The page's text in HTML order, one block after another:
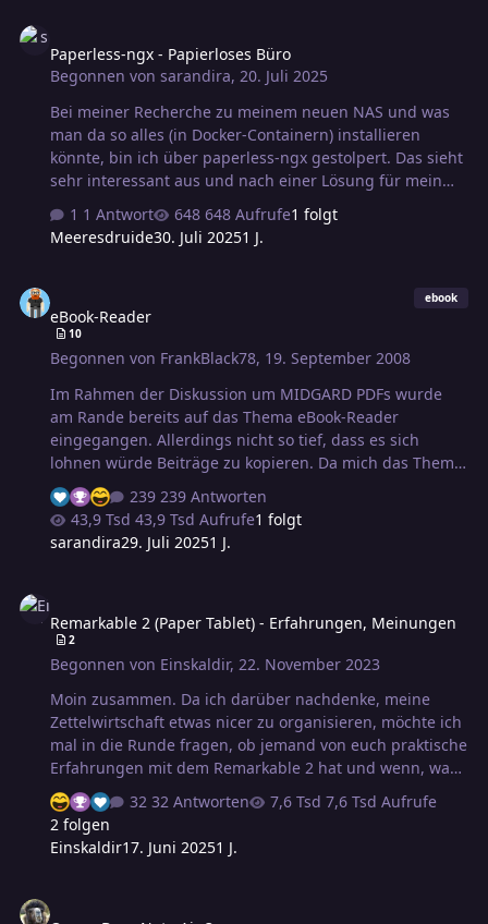
Paperless-ngx - Papierloses Büro
Begonnen vonsarandira,20. Juli 2025
Bei meiner Recherche zu meinem neuen NAS und was
man da so alles (in Docker-Containern) installieren
könnte, bin ich über paperless-ngx gestolpert. Das sieht
sehr interessant aus und nach einer Lösung für mein
Quittungen so auf, dass ich auch in ein paar Jahren
noch die Frage beantworten kann 'Ist da noch Garantie
gekauft und wann läuft die Zeit ab, nach der man es
unabhängig von Abnutzungserscheinungen
austauschen kann'". Und wahrscheinlich noch vieles
mehr. Hat damit zufällig jemand hier schon Erfahrungen
gemacht?
1 Antwort 648 Aufrufe1 folgt
Meeresdruide30. Juli 20251 J.
eBook-Reader
10
Begonnen von FrankBlack78, 19. September 2008
ebook
Im Rahmen der Diskussion um MIDGARD PDFs wurde
am Rande bereits auf das Thema eBook-Reader
eingegangen. Allerdings nicht so tief, dass es sich
lohnen würde Beiträge zu kopieren. Da mich das Thema
aber sehr interessiert, gibt es jetzt diesen Strang, wo ihr
über entsprechende Geräte diskutieren könnt. Bitte
nicht über den Sinn oder Unsinn von eBooks
grundsätzlich diskutieren. Hier geht es nur um die
Aufmerksamkeit erregt hat und, so es denn jemals die
Marktreife erlangen sollte, sich definitiv einer genauen
Kaufprüfung wird unterziehen müssen, ist der Plastic
Logic. Der Vorteil …
239 Antworten
43,9 Tsd Aufrufe1 folgt
sarandira29. Juli 20251 J.
Remarkable 2 (Paper Tablet) - Erfahrungen, Meinungen
2
Begonnen von Einskaldir, 22. November 2023
Moin zusammen. Da ich darüber nachdenke, meine
Zettelwirtschaft etwas nicer zu organisieren, möchte ich
mal in die Runde fragen, ob jemand von euch praktische
Erfahrungen mit dem Remarkable 2 hat und wenn, was
32 Antworten
7,6 Tsd Aufrufe
2 folgen
Einskaldir17. Juni 20251 J.